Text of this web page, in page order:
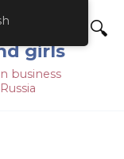
for
girls
business